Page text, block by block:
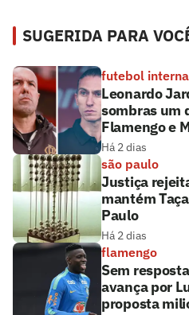
SUGERIDA PARA
futebol
Leonardo
sombras um
Flamengo e
Há 2 dias
são paulo
Justiça
mantém
Paulo
Há 2 dias
flamengo
Sem
avança por
proposta